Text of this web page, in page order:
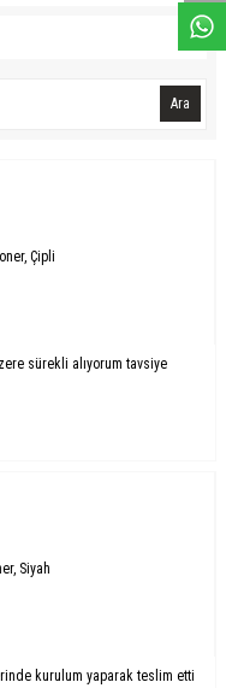
Ara
Çipli
sürekli alıyorum tavsiye
Siyah
kurulum yaparak teslim etti